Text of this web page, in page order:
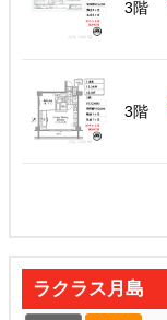
3階
3階
ラクラス月島